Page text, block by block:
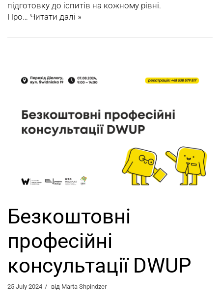
підготовку до іспитів на кожному рівні.
Про… Читати далі »
Безкоштовні
професійні
консультації DWUP
25 July 2024 від Marta Shpindzer